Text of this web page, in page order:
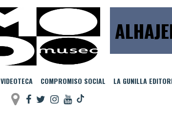
VIDEOTECA COMPROMISO SOCIAL LA GUNILLA